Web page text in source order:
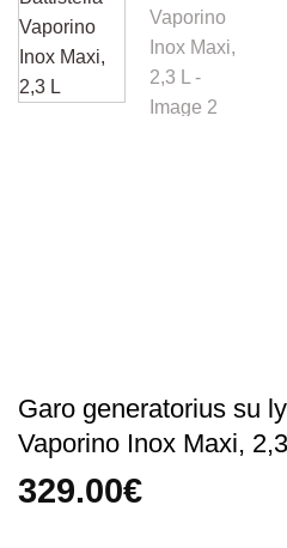
Garo generatorius su
Vaporino Inox Maxi,
329.00€